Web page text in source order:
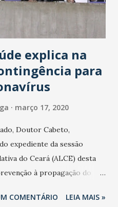
explica na
para
março 17, 2020
Doutor Cabeto,
expediente da sessão
do Ceará (ALCE) desta
à propagação do
na contenção da
COMENTÁRIO LEIA MAIS »